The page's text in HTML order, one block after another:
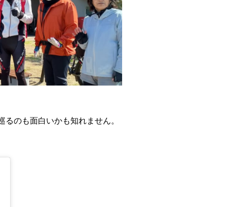
のも面白いかも知れません。